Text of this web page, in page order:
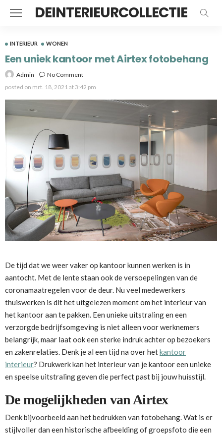
DEINTERIEURCOLLECTIE
INTERIEUR WONEN
Een uniek kantoor met Airtex fotobehang
Admin
No Comment
posted on mrt. 18, 2021 at 3:42 pm
De tijd dat we weer vaker op kantoor kunnen werken is in
aantocht. Met de lente staan ook de versoepelingen van de
coronamaatregelen voor de deur. Nu veel medewerkers
thuiswerken is dit het uitgelezen moment om het interieur van
het kantoor aan te pakken. Een unieke uitstraling en een
verzorgde bedrijfsomgeving is niet alleen voor werknemers
belangrijk, maar laat ook een sterke indruk achter op bezoekers
en zakenrelaties. Denk je al een tijd na over hetkantoor
interieur? Drukwerk kan het interieur van je kantoor een unieke
en speelse uitstraling geven die perfect past bij jouw huisstijl.
De mogelijkheden van Airtex
Denk bijvoorbeeld aan het bedrukken van fotobehang. Wat is er
stijlvoller dan een historische afbeelding of groepsfoto die een